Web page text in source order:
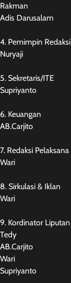
Rakman
Adis Darusalam
4. Pemimpin Redaksi
Nuryaji
5. Sekretaris/ITE
Supriyanto
6. Keuangan
AB.Carjito
7. Redaksi Pelaksana
Wari
8. Sirkulasi & Iklan
Wari
9. Kordinator Liputan
Tedy
AB.Carjito
Wari
Supriyanto